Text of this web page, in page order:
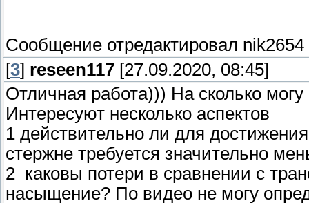
Сообщение отредактировал nik2654
[3] reseen117 [27.09.2020, 08:45]
Отличная работа))) На сколько
Интересуют несколько аспектов
1 действительно ли для
стержне требуется значительно
2 каковы потери в сравнении с
насыщение? По видео не могу